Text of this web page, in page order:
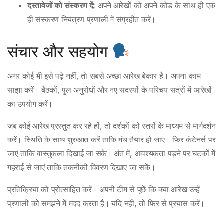
दस्तावेजों को संस्करण दें: अपने आरेखों को अपने कोड के साथ ही एक
ही संस्करण नियंत्रण प्रणाली में संग्रहीत करें।
संचार और सहयोग
अगर कोई भी इसे पढ़े नहीं, तो सबसे अच्छा आरेख बेकार है। अपना काम
साझा करें। बैठकों, पुल अनुरोधों और नए सदस्यों के परिचय सत्रों में आरेखों
का उपयोग करें।
जब कोई आरेख प्रस्तुत कर रहे हों, तो दर्शकों को स्तरों के माध्यम से मार्गदर्शन
करें। स्थिति के साथ शुरुआत करें ताकि मंच तैयार हो जाए। फिर कंटेनर्स पर
जाएं ताकि वास्तुकला दिखाई जा सके। अंत में, आवश्यकता पड़ने पर घटकों में
गहराई से जाएं ताकि तकनीकी विवरण दिखाए जा सकें।
प्रतिक्रिया को प्रोत्साहित करें। अपनी टीम से पूछें कि क्या आरेख उन्हें
प्रणाली को समझने में मदद करता है। यदि नहीं, तो फिर से प्रयास करें।